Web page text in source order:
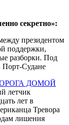
секретно»:
президентом
поддержки,
разборки. Под
Порт-Судане
ДОМОЙ
летчик
лет в
Тревора
лишения